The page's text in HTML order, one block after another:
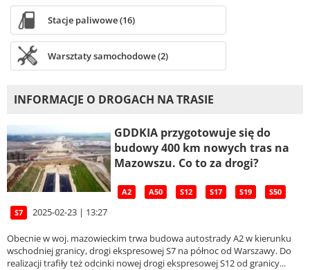
Stacje paliwowe (16)
Warsztaty samochodowe (2)
INFORMACJE O DROGACH NA TRASIE
GDDKIA przygotowuje się do
budowy 400 km nowych tras na
Mazowszu. Co to za drogi?
A2 A50 S12 S17 S19 S50
S7 2025-02-23 | 13:27
Obecnie w woj. mazowieckim trwa budowa autostrady A2 w kierunku
wschodniej granicy, drogi ekspresowej S7 na północ od Warszawy. Do
realizacji trafiły też odcinki nowej drogi ekspresowej S12 od granicy...